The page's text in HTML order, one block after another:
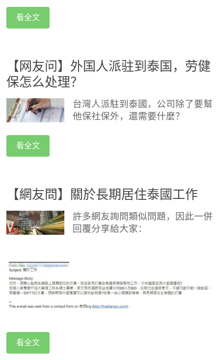
看全文
【网友问】外国人派驻到泰国，劳健
保怎么处理？
台灣人派駐到泰國，公司除了要幫
他保社保外，還需要什麼？
看全文
【網友問】關於長期居住泰國工作
許多網友詢問類似問題，因此一併
回覆分享給大家：
看全文